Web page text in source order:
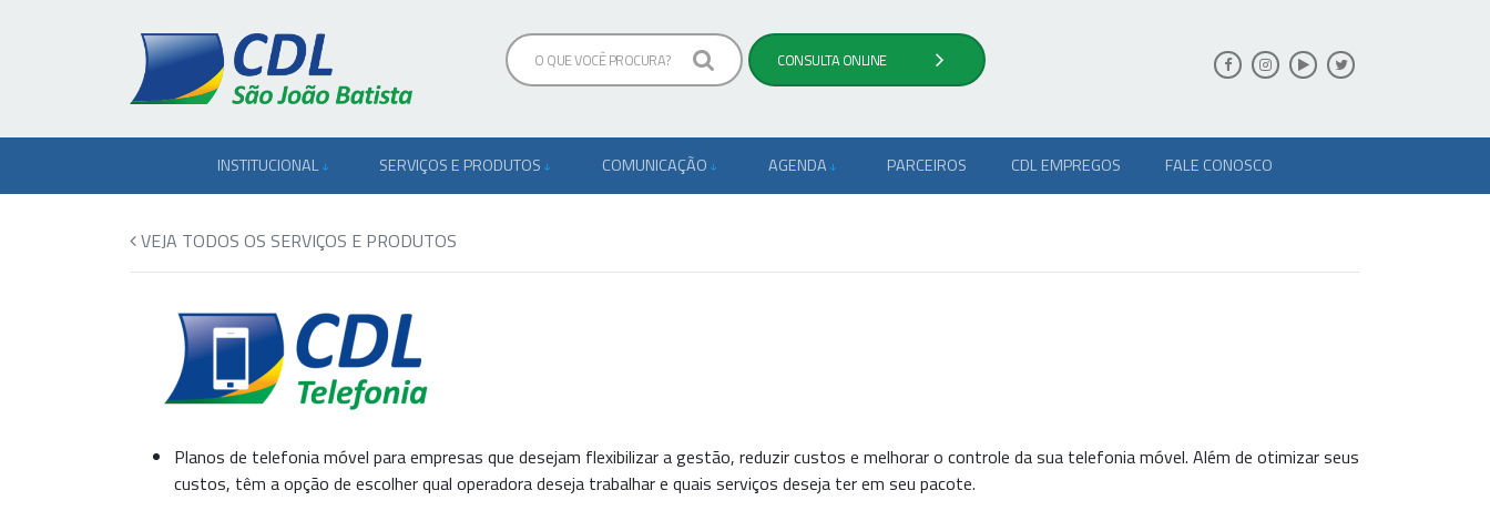
INSTITUCIONAL SERVIÇOS E PRODUTOS COMUNICAÇÃO AGENDA PARCEIROS CDL EMPREGOS FALE CONOSCO
VEJA TODOS OS SERVIÇOS E PRODUTOS
Planos de telefonia móvel para empresas que desejam flexibilizar a gestão, reduzir custos e melhorar o controle da sua telefonia móvel. Além de otimizar seus
custos, têm a opção de escolher qual operadora deseja trabalhar e quais serviços deseja ter em seu pacote.